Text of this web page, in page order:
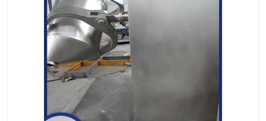
单锥螺带真空干燥机
方形圆形真空干燥机
热风循环烘箱
振动流化床干燥机